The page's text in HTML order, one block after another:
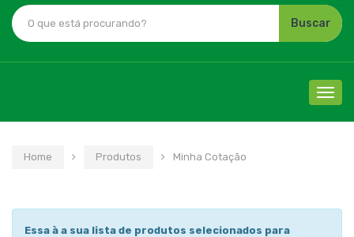
Buscar
Home
Produtos Minha Cotação
Essa à a sua lista de produtos selecionados para